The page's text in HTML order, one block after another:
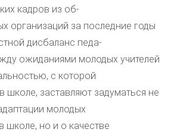
кадров из об-
организаций за последние годы
дисбаланс педа-
ожиданиями молодых учителей
с которой
школе, заставляют задуматься не
молодых
школе, но и о качестве